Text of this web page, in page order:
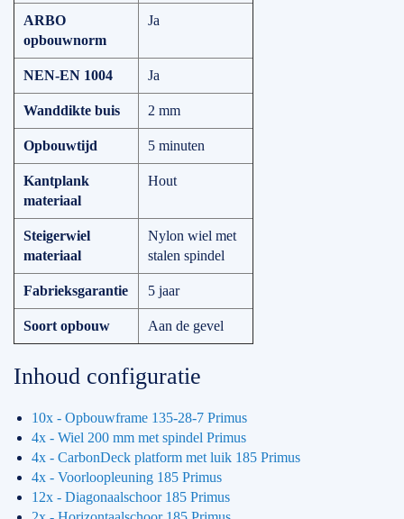
ARBO
opbouwnorm
Ja
NEN-EN 1004 Ja
Wanddikte buis 2 mm
Opbouwtijd 5 minuten
Kantplank
materiaal
Hout
Steigerwiel
materiaal
Nylon wiel met
stalen spindel
Fabrieksgarantie 5 jaar
Soort opbouw Aan de gevel
Inhoud configuratie
10x - Opbouwframe 135-28-7 Primus
4x - Wiel 200 mm met spindel Primus
4x - CarbonDeck platform met luik 185 Primus
4x - Voorloopleuning 185 Primus
12x - Diagonaalschoor 185 Primus